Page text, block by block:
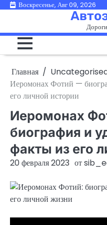
ПерейтиВоскресенье, Авг 09, 2026
Главная
Иеромонах Фотий —
его личной истории
Иеромонах
биография и
факты из его
20 февраля 2023 от